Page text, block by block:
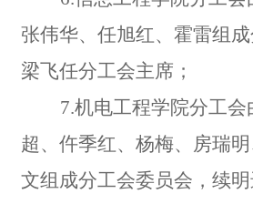
张伟华、任旭红、霍雷组成
梁飞任分工会主席；
7.机电工程学院分工
超、仵季红、杨梅、房瑞
文组成分工会委员会，续